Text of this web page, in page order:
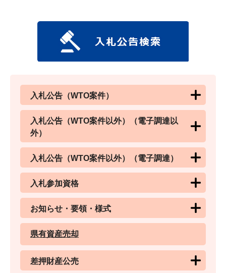
入札公告（WTO案件）
入札公告（WTO案件以外）（電子調達以
外）
入札公告（WTO案件以外）（電子調達）
入札参加資格
お知らせ・要領・様式
県有資産売却
差押財産公売